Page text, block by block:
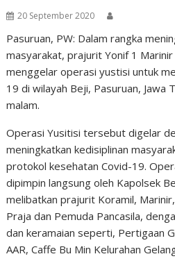
20 September 2020
Pasuruan, PW: Dalam rangka
masyarakat, prajurit Yonif 1
menggelar operasi yustisi untuk
19 di wilayah Beji, Pasuruan,
malam.
Operasi Yusitisi tersebut digelar
meningkatkan kedisiplinan
protokol kesehatan Covid-19.
dipimpin langsung oleh Kapolsek
melibatkan prajurit Koramil,
Praja dan Pemuda Pancasila,
dan keramaian seperti, Pertigaan
AAR, Caffe Bu Min Kelurahan